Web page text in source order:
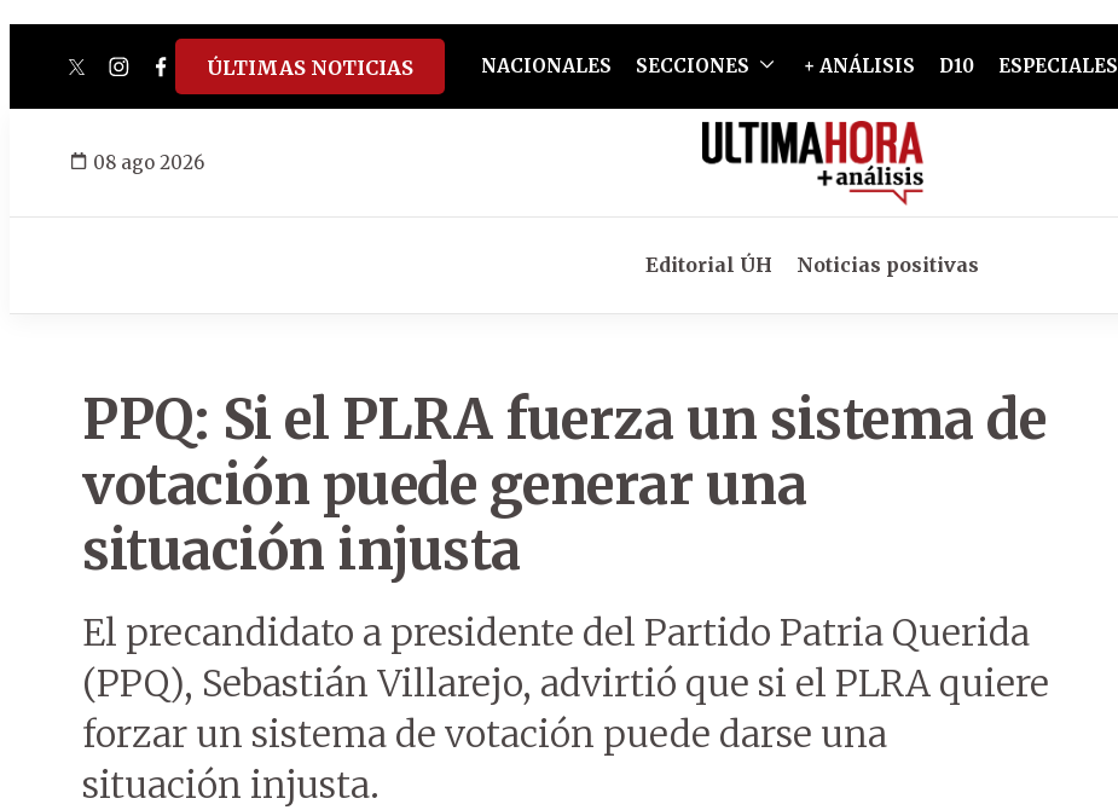
twitterinstagram
facebook
tiktokyoutube
spotify
ÚLTIMAS NOTICIAS NACIONALES SECCIONES + ANÁLISIS D10 ESPECIALES
08 ago 2026
Editorial ÚH Noticias positivas
PPQ: Si el PLRA fuerza un sistema de
votación puede generar una
situación injusta
El precandidato a presidente del Partido Patria Querida
(PPQ), Sebastián Villarejo, advirtió que si el PLRA quiere
forzar un sistema de votación puede darse una
situación injusta.